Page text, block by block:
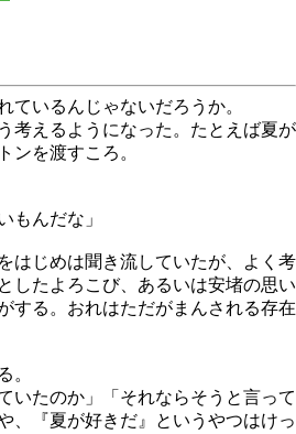
ているんじゃないだろうか。
考えるようになった。たとえば夏が
ンを渡すころ。
もんだな」
はじめは聞き流していたが、よく考
したよろこび、あるいは安堵の思い
する。おれはただがまんされる存在
。
いたのか」「それならそうと言って
、『夏が好きだ』というやつはけっ